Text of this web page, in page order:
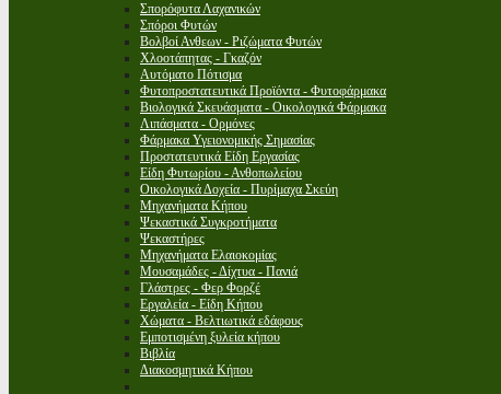
Σπορόφυτα Λαχανικών
Σπόροι Φυτών
Βολβοί Ανθεων - Ριζώματα Φυτών
Χλοοτάπητας - Γκαζόν
Αυτόματο Πότισμα
Φυτοπροστατευτικά Προϊόντα - Φυτοφάρμακα
Βιολογικά Σκευάσματα - Οικολογικά Φάρμακα
Λιπάσματα - Ορμόνες
Φάρμακα Υγειονομικής Σημασίας
Προστατευτικά Είδη Εργασίας
Είδη Φυτωρίου - Ανθοπωλείου
Οικολογικά Δοχεία - Πυρίμαχα Σκεύη
Μηχανήματα Κήπου
Ψεκαστικά Συγκροτήματα
Ψεκαστήρες
Μηχανήματα Ελαιοκομίας
Μουσαμάδες - Δίχτυα - Πανιά
Γλάστρες - Φερ Φορζέ
Εργαλεία - Είδη Κήπου
Χώματα - Βελτιωτικά εδάφους
Εμποτισμένη ξυλεία κήπου
Βιβλία
Διακοσμητικά Κήπου